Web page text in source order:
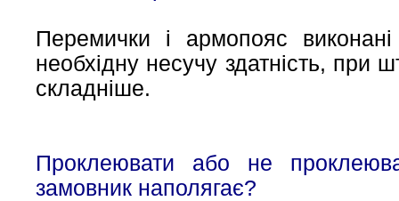
Перемички і армопояс
необхідну несучу здатність, при
складніше.
Проклеювати або не
замовник наполягає?